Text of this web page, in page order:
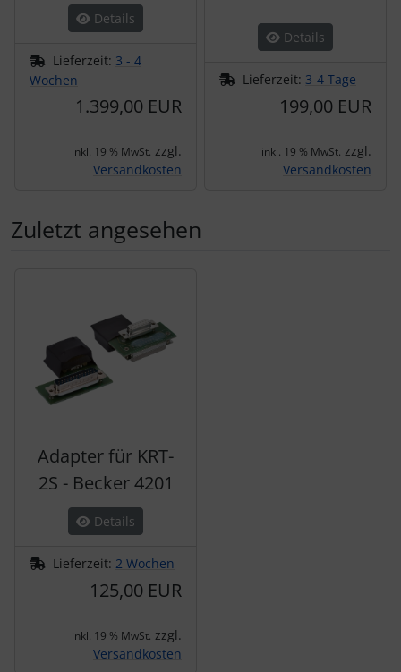
Details
Lieferzeit: 3 - 4
Wochen
1.399,00 EUR
inkl. 19 % MwSt. zzgl.
Versandkosten
Details
Lieferzeit: 3-4 Tage
199,00 EUR
inkl. 19 % MwSt. zzgl.
Versandkosten
Zuletzt angesehen
Adapter für KRT-
2S - Becker 4201
Details
Lieferzeit: 2 Wochen
125,00 EUR
inkl. 19 % MwSt. zzgl.
Versandkosten